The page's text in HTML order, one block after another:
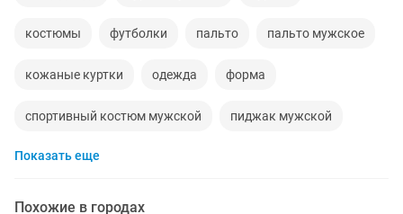
костюмы футболки пальто пальто мужское
кожаные куртки одежда форма
спортивный костюм мужской пиджак мужской
спортивные костюмы
Показать еще
Похожие в городах